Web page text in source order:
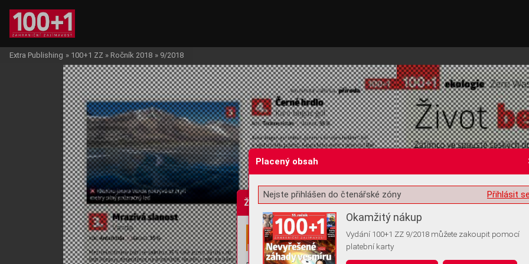
Žádost o souhlas s ukládáním volitelných informací
Extra Publishing » 100+1 ZZ » Ročník 2018 » 9/2018
Placený obsah
Přihlásit
Nejste přihlášen do čtenářské zóny
Okamžitý nákup
Vydání 100+1 ZZ 9/2018 můžete zakoupit pomocí
platební karty